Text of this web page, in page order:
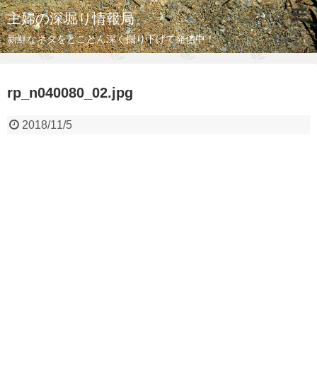
主婦の深堀り情報局
新鮮なネタをとことん深く掘り下げて発信中！
rp_n040080_02.jpg
2018/11/5